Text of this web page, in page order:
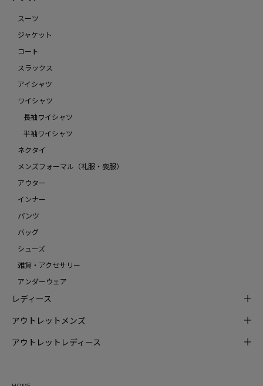
スーツ
ジャケット
コート
スラックス
アイシャツ
ワイシャツ
長袖ワイシャツ
半袖ワイシャツ
ネクタイ
メンズフォーマル（礼服・喪服）
アウター
インナー
パンツ
バッグ
シューズ
雑貨・アクセサリー
アンダーウェア
レディース
アウトレットメンズ
アウトレットレディース